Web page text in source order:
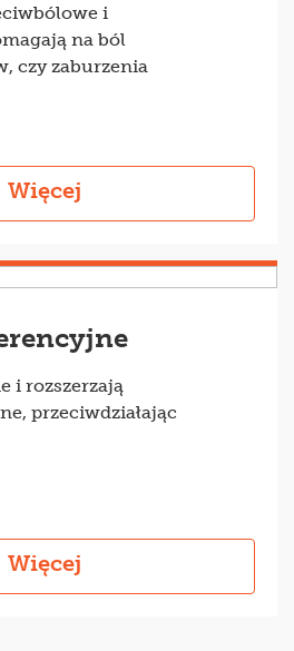
i
na ból
czy zaburzenia
Więcej
i rozszerzają
przeciwdziałając
Więcej